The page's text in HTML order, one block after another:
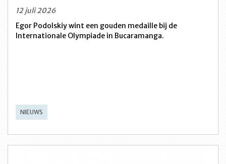
12 juli 2026
Egor Podolskiy wint een gouden medaille bij de
Internationale Olympiade in Bucaramanga.
NIEUWS